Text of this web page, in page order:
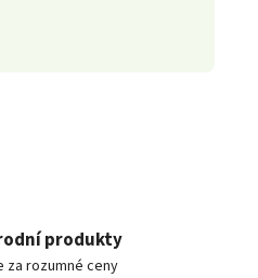
produkty
za rozumné ceny